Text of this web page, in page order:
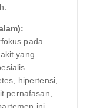
pada
yang
hipertensi,
pernafasan,
ini